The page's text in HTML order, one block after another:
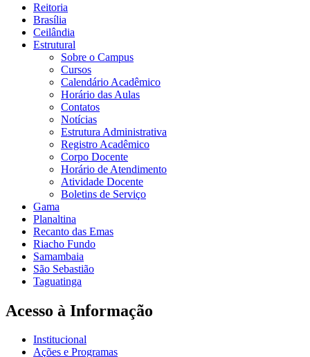
Reitoria
Brasília
Ceilândia
Estrutural
Sobre o Campus
Cursos
Calendário Acadêmico
Horário das Aulas
Contatos
Notícias
Estrutura Administrativa
Registro Acadêmico
Corpo Docente
Horário de Atendimento
Atividade Docente
Boletins de Serviço
Gama
Planaltina
Recanto das Emas
Riacho Fundo
Samambaia
São Sebastião
Taguatinga
Acesso à Informação
Institucional
Ações e Programas